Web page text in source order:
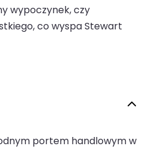
wypoczynek, czy
co wyspa Stewart
portem handlowym w